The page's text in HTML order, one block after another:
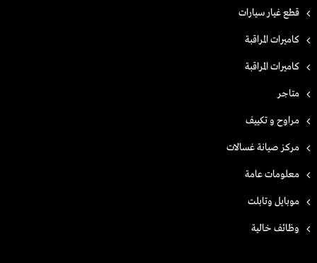
قطع غيار سيارات
كاميرات المراقبة
كاميرات المراقبة
متاجر
مراوح و تكييف
مركز صيانة غسالات
معلومات عامة
موبايل وتابلت
وظائف خالية